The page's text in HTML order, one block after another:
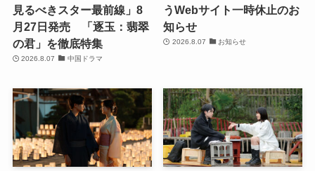
見るべきスター最前線」8
月27日発売 「逐玉：翡翠
の君」を徹底特集
2026.8.07 中国ドラマ
うWebサイト一時休止のお
知らせ
2026.8.07 お知らせ